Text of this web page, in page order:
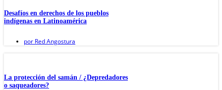
Desafíos en derechos de los pueblos
indígenas en Latinoamérica
por Red Angostura
La protección del samán / ¿Depredadores
o saqueadores?